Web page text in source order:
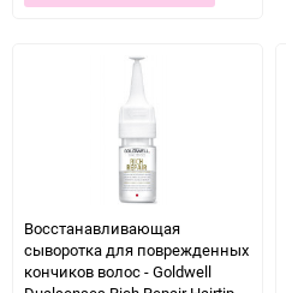
Восстанавливающая
сыворотка для поврежденных
кончиков волос - Goldwell